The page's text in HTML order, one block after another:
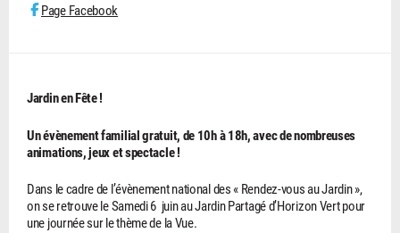
Page Facebook
Jardin en Fête !
Un évènement familial gratuit, de 10h à 18h, avec de nombreuses
animations, jeux et spectacle !
Dans le cadre de l’évènement national des « Rendez-vous au Jardin »,
on se retrouve le Samedi 6 juin au Jardin Partagé d’Horizon Vert pour
une journée sur le thème de la Vue.